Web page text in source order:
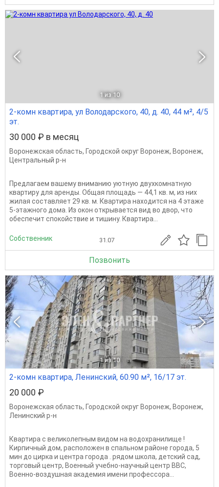
1 из 10
2-комн квартира, ул Володарского, 40, д. 40, 44 м², 4/5
эт.
30 000 ₽ в месяц
Воронежская область, Городской округ Воронеж, Воронеж,
Центральный р-н
Предлагаем вашему вниманию уютную двухкомнатную
квартиру для аренды. Общая площадь — 44,1 кв. м, из них
жилая составляет 29 кв. м. Квартира находится на 4 этаже
5-этажного дома. Из окон открывается вид во двор, что
обеспечит спокойствие и тишину. Квартира...
Собственник 31.07
Позвонить
1 из 10
2-комн квартира, Ленинский, 60.90 м², 16/17 эт.
20 000 ₽
Воронежская область, Городской округ Воронеж, Воронеж,
Ленинский р-н
Квартира с великолепным видом на водохранилище !
Кирпичный дом, расположен в спальном районе города, 5
мин до цирка и центра города . рядом школа, детский сад,
торговый центр, Военный учебно-научный центр ВВС,
Военно-воздушная академия имени профессора...